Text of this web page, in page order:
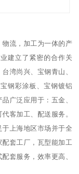
物流，加工为一体的产
建立了紧密的合作关
湾尚兴、宝钢青山、
钢彩涂板、宝钢镀铝
广泛应用于：五金、
客加工、配送服务。
上海地区市场并于全
套工厂，瓦型能加工
套服务，效率更高、